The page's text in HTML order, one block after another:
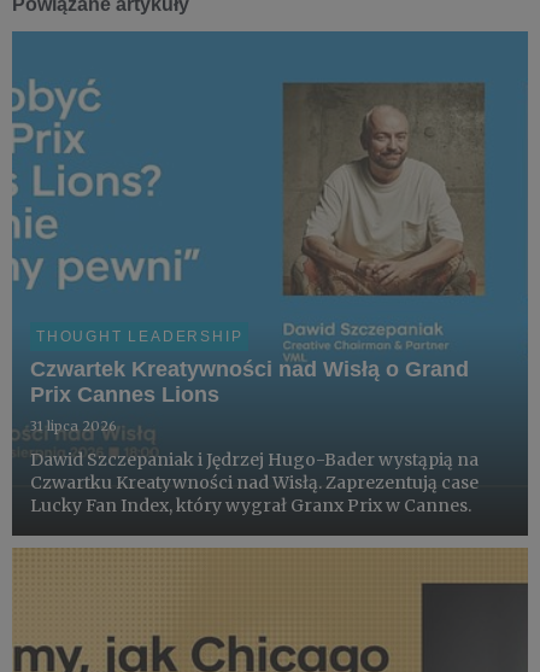
Powiązane artykuły
THOUGHT LEADERSHIP
Czwartek Kreatywności nad Wisłą o Grand
Prix Cannes Lions
31 lipca 2026
Dawid Szczepaniak i Jędrzej Hugo-Bader wystąpią na
Czwartku Kreatywności nad Wisłą. Zaprezentują case
Lucky Fan Index, który wygrał Granx Prix w Cannes.